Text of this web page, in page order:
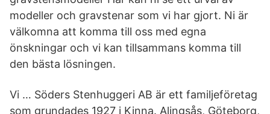
modeller och gravstenar som vi har gjort. Ni är
välkomna att komma till oss med egna
önskningar och vi kan tillsammans komma till
den bästa lösningen.
Vi … Söders Stenhuggeri AB är ett familjeföretag
som grundades 1927 i Kinna. Alingsås, Göteborg,